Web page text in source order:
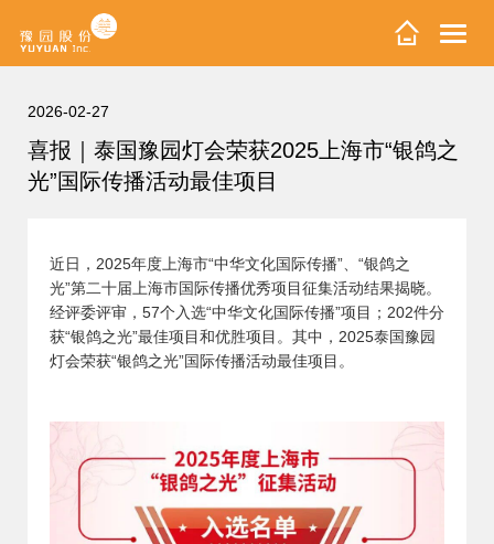
2026-02-27
喜报｜泰国豫园灯会荣获2025上海市“银鸽之
光”国际传播活动最佳项目
近日，2025年度上海市“中华文化国际传播”、“银鸽之
光”第二十届上海市国际传播优秀项目征集活动结果揭晓。
经评委评审，57个入选“中华文化国际传播”项目；202件分
获“银鸽之光”最佳项目和优胜项目。其中，2025泰国豫园
灯会荣获“银鸽之光”国际传播活动最佳项目。